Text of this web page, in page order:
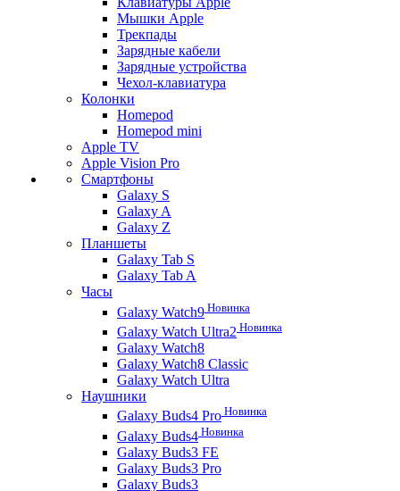
Мышки Apple
Трекпады
Зарядные кабели
Зарядные устройства
Чехол-клавиатура
Колонки
Homepod
Homepod mini
Apple TV
Apple Vision Pro
Смартфоны
Galaxy S
Galaxy A
Galaxy Z
Планшеты
Galaxy Tab S
Galaxy Tab A
Часы
Galaxy Watch9 Новинка
Galaxy Watch Ultra2 Новинка
Galaxy Watch8
Galaxy Watch8 Classic
Galaxy Watch Ultra
Наушники
Galaxy Buds4 Pro Новинка
Galaxy Buds4 Новинка
Galaxy Buds3 FE
Galaxy Buds3 Pro
Galaxy Buds3